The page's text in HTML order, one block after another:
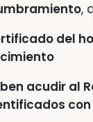
,
del
acudir al
con